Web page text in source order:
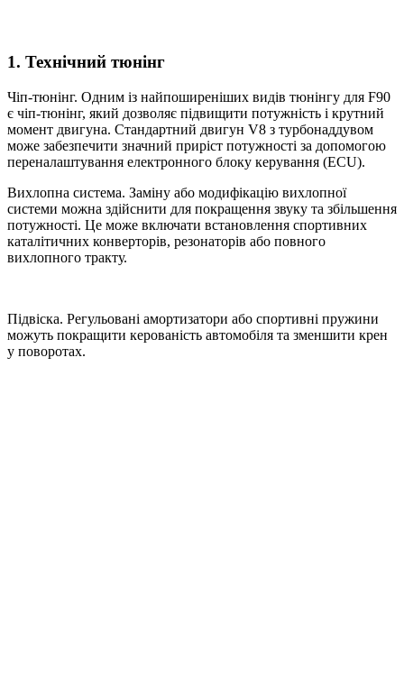
1. Технічний тюнінг
Чіп-тюнінг. Одним із найпоширеніших видів тюнінгу для F90
є чіп-тюнінг, який дозволяє підвищити потужність і крутний
момент двигуна. Стандартний двигун V8 з турбонаддувом
може забезпечити значний приріст потужності за допомогою
переналаштування електронного блоку керування (ECU).
Вихлопна система. Заміну або модифікацію вихлопної
системи можна здійснити для покращення звуку та збільшення
потужності. Це може включати встановлення спортивних
каталітичних конверторів, резонаторів або повного
вихлопного тракту.
Підвіска. Регульовані амортизатори або спортивні пружини
можуть покращити керованість автомобіля та зменшити крен
у поворотах.